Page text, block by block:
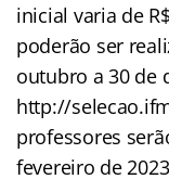
inicial varia de
poderão ser
outubro a 30 de
http://
professores
fevereiro de